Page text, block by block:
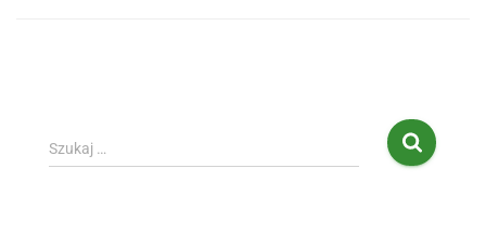
Szukaj …